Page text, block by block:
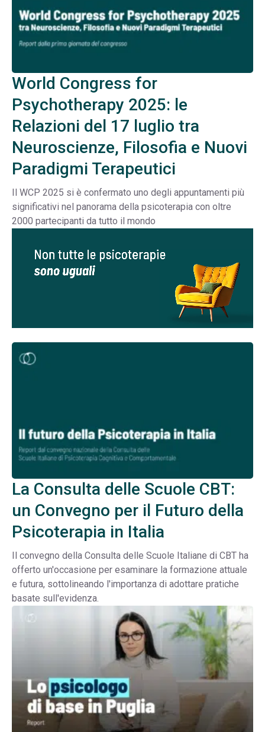
World Congress for
Psychotherapy 2025: le
Relazioni del 17 luglio tra
Neuroscienze, Filosofia e Nuovi
Paradigmi Terapeutici
Il WCP 2025 si è confermato uno degli appuntamenti più
significativi nel panorama della psicoterapia con oltre
2000 partecipanti da tutto il mondo
La Consulta delle Scuole CBT:
un Convegno per il Futuro della
Psicoterapia in Italia
Il convegno della Consulta delle Scuole Italiane di CBT ha
offerto un'occasione per esaminare la formazione attuale
e futura, sottolineando l'importanza di adottare pratiche
basate sull'evidenza.